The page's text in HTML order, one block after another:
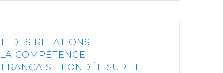
DES RELATIONS
COMPÉTENCE
FONDÉE SUR LE